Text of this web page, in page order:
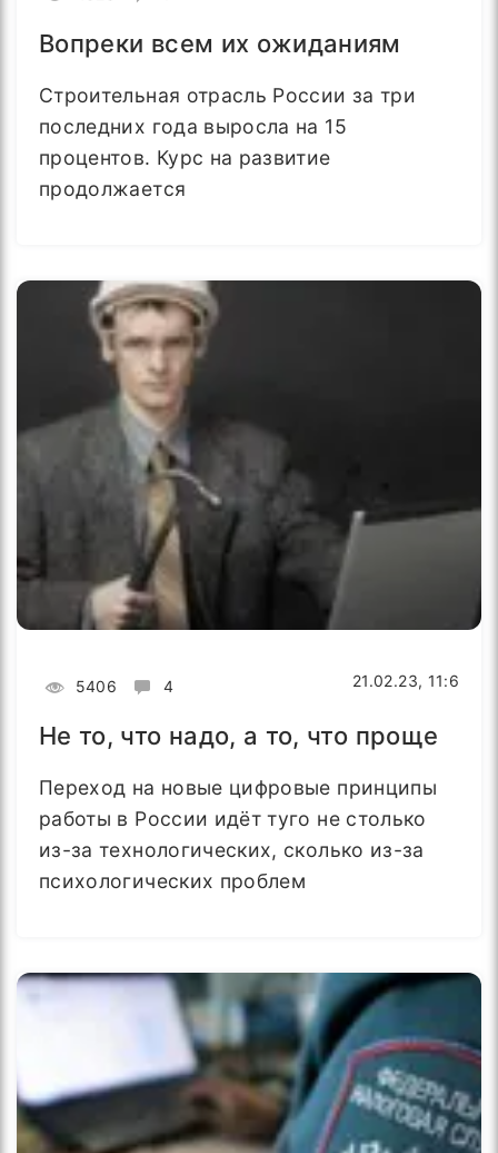
Вопреки всем их ожиданиям
Строительная отрасль России за три
последних года выросла на 15
процентов. Курс на развитие
продолжается
5406 4 21.02.23, 11:6
Не то, что надо, а то, что проще
Переход на новые цифровые принципы
работы в России идёт туго не столько
из-за технологических, сколько из-за
психологических проблем